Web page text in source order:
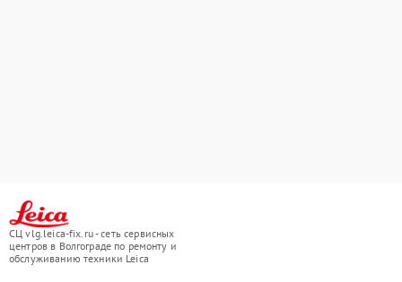
СЦ vlg.leica-fix.ru - сеть сервисных
центров в Волгограде по ремонту и
обслуживанию техники Leica